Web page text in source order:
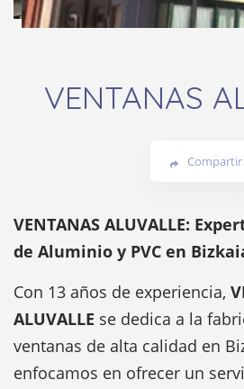
VENTANAS
Compartir
VENTANAS ALUVALLE:
de Aluminio y PVC en
Con 13 años de experiencia,
ALUVALLE se dedica a la
ventanas de alta calidad en
enfocamos en ofrecer un